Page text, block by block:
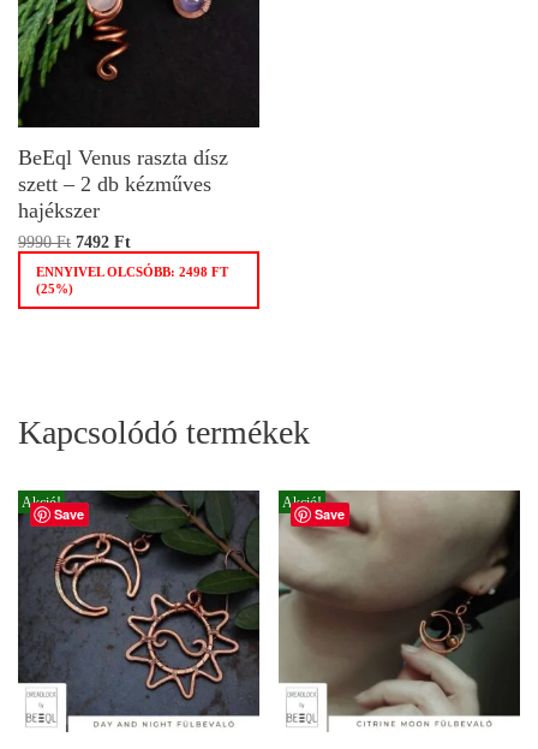
BeEql Venus raszta dísz
szett – 2 db kézműves
hajékszer
9990Ft 7492 Ft
ENNYIVEL OLCSÓBB: 2498 FT
(25%)
Kapcsolódó termékek
Save
Akció!
Save
Akció!